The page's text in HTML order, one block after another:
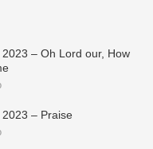
– Oh Lord our, How
– Praise